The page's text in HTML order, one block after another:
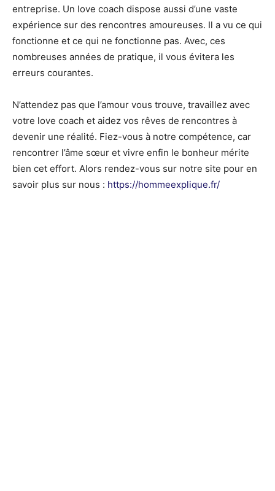
entreprise. Un love coach dispose aussi d’une vaste
expérience sur des rencontres amoureuses. Il a vu ce qui
fonctionne et ce qui ne fonctionne pas. Avec, ces
nombreuses années de pratique, il vous évitera les
erreurs courantes.
N’attendez pas que l’amour vous trouve, travaillez avec
votre love coach et aidez vos rêves de rencontres à
devenir une réalité. Fiez-vous à notre compétence, car
rencontrer l’âme sœur et vivre enfin le bonheur mérite
bien cet effort. Alors rendez-vous sur notre site pour en
savoir plus sur nous : https://hommeexplique.fr/